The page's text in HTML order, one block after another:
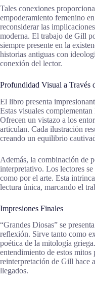
Tales conexiones
empoderamiento femenino
reconsiderar las
moderna. El trabajo de Gill
siempre presente en la
historias antiguas con
conexión del lector.
Profundidad Visual a Través
El libro presenta
Estas visuales
Ofrecen un vistazo a los
articulan. Cada ilustración
creando un equilibrio
Además, la combinación de
interpretativo. Los lectores
como por el arte. Esta
lectura única, marcando el
Impresiones Finales
“Grandes Diosas” se
reflexión. Sirve tanto como
poética de la mitología
entendimiento de estos mitos
reinterpretación de Gill hace
llegados.